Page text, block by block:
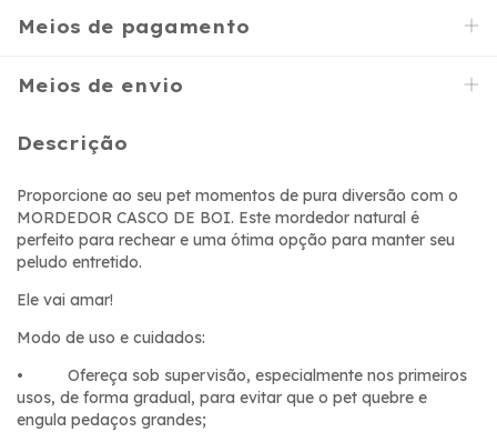
Meios de pagamento
Meios de envio
Descrição
Proporcione ao seu pet momentos de pura diversão com o
MORDEDOR CASCO DE BOI. Este mordedor natural é
perfeito para rechear e uma ótima opção para manter seu
peludo entretido.
Ele vai amar!
Modo de uso e cuidados:
• Ofereça sob supervisão, especialmente nos primeiros
usos, de forma gradual, para evitar que o pet quebre e
engula pedaços grandes;